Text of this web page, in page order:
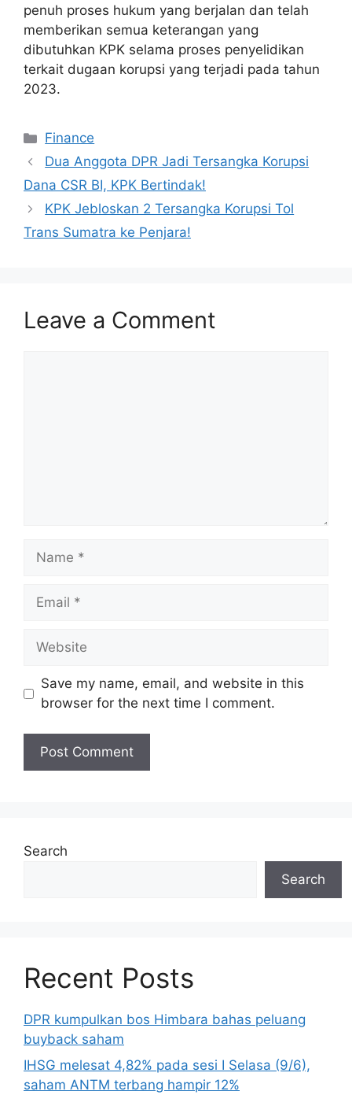
penuh proses hukum yang berjalan dan telah
memberikan semua keterangan yang
dibutuhkan KPK selama proses penyelidikan
terkait dugaan korupsi yang terjadi pada tahun
2023.
Categories
Finance
Dua Anggota DPR Jadi Tersangka Korupsi
Dana CSR BI, KPK Bertindak!
KPK Jebloskan 2 Tersangka Korupsi Tol
Trans Sumatra ke Penjara!
Leave a Comment
Name
Email
Website
Save my name, email, and website in this
browser for the next time I comment.
Search
Search
Recent Posts
DPR kumpulkan bos Himbara bahas peluang
buyback saham
IHSG melesat 4,82% pada sesi I Selasa (9/6),
saham ANTM terbang hampir 12%